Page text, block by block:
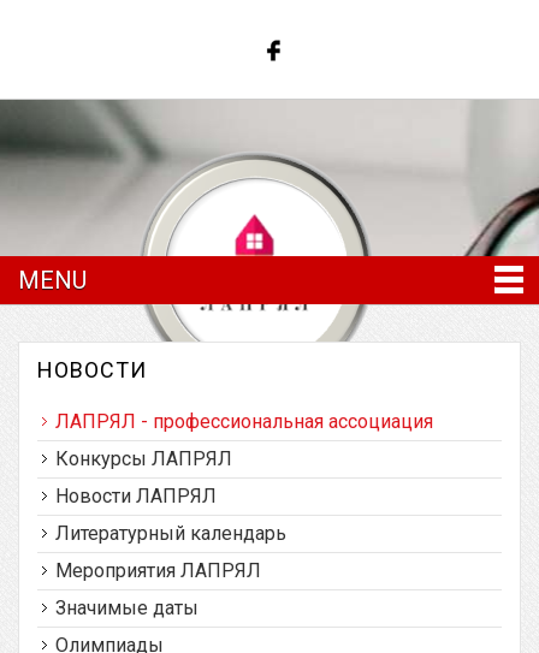
Латвийская ассоциация преподавателей
русского языка и литературы
MENU
НОВОСТИ
ЛАПРЯЛ - профессиональная ассоциация
Конкурсы ЛАПРЯЛ
Новости ЛАПРЯЛ
Литературный календарь
Мероприятия ЛАПРЯЛ
Значимые даты
Олимпиады